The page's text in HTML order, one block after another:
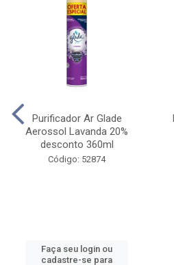
Purificador Ar Glade
Aerossol Lavanda 20%
desconto 360ml
Código: 52874
Faça seu login ou
cadastre-se para